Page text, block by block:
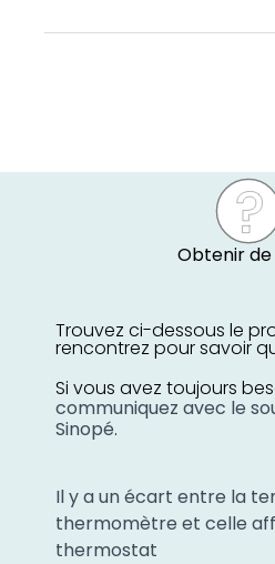
Obtenir de
Trouvez ci-dessous le
rencontrez pour savoir
Si vous avez toujours
communiquez avec le
Sinopé.
Il y a un écart entre la
thermomètre et celle
thermostat